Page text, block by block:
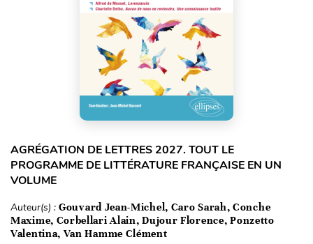
AGRÉGATION DE LETTRES 2027. TOUT LE
PROGRAMME DE LITTÉRATURE FRANÇAISE EN UN
VOLUME
Auteur(s) : Gouvard Jean-Michel, Caro Sarah, Conche
Maxime, Corbellari Alain, Dujour Florence, Ponzetto
Valentina, Van Hamme Clément